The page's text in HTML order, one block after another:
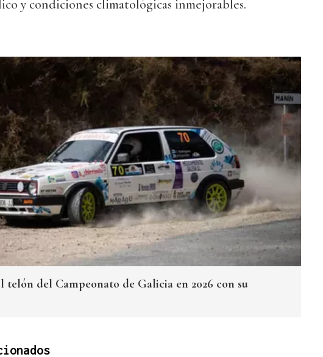
y condiciones climatológicas inmejorables.
telón del Campeonato de Galicia en 2026 con su